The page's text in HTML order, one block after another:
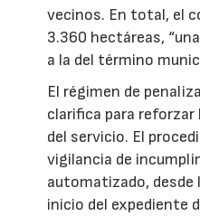
vecinos. En total, el
3.360 hectáreas,
a la del término
El régimen de
clarifica para
del servicio. El
vigilancia de
automatizado, desde
inicio del expediente